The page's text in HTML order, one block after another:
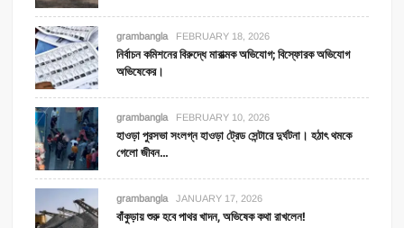
grambangla FEBRUARY 18, 2026
নির্বাচন কমিশনের বিরুদ্ধে মারাত্মক অভিযোগ; বিস্ফোরক অভিযোগ
অভিষেকের।
grambangla FEBRUARY 10, 2026
হাওড়া পুরসভা সংলগ্ন হাওড়া ট্রেড সেন্টারে দুর্ঘটনা। হঠাৎ থমকে
গেলো জীবন…
grambangla JANUARY 17, 2026
বাঁকুড়ায় শুরু হবে পাথর খাদন, অভিষেক কথা রাখলেন!